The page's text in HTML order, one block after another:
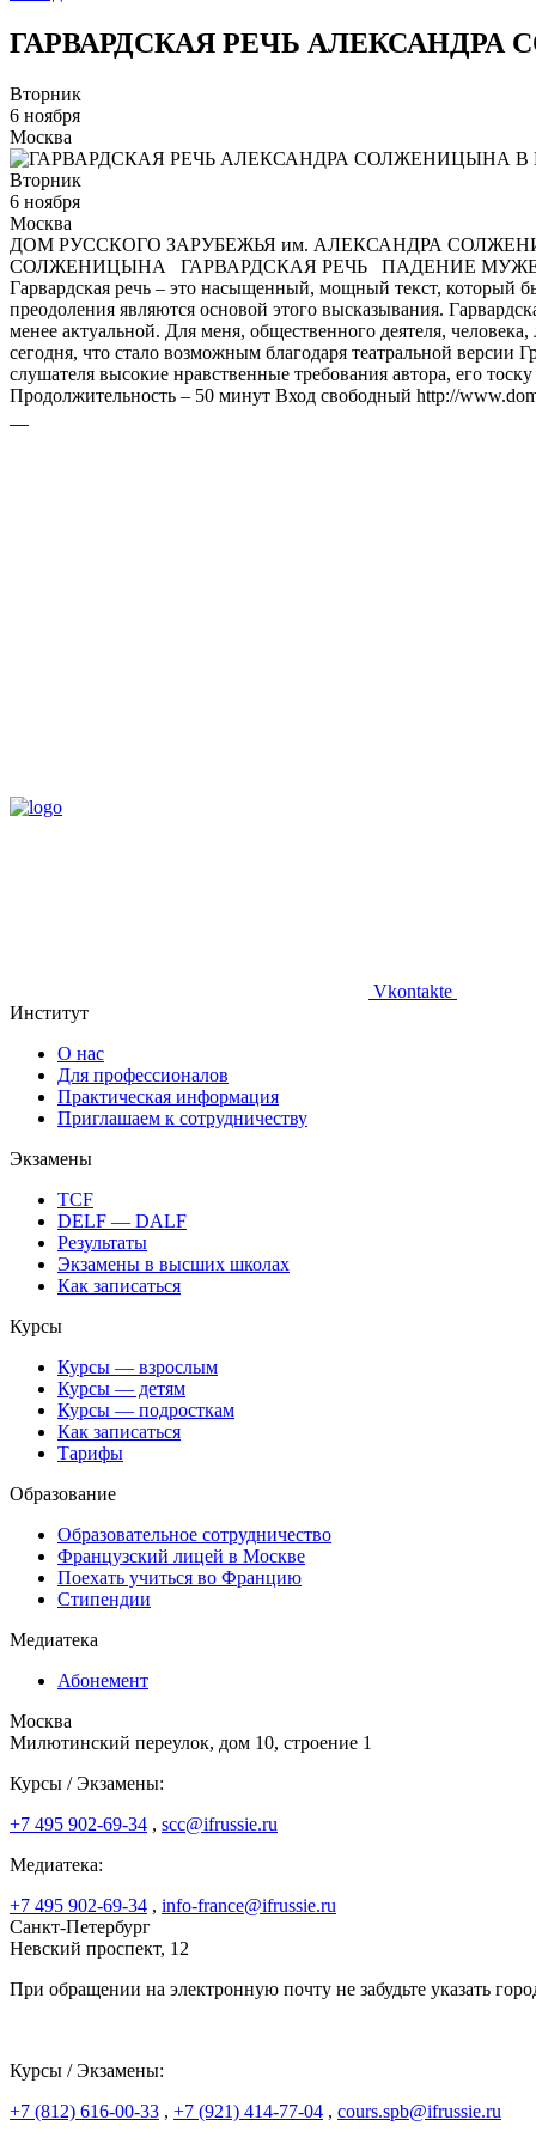
ГАРВАРДСКАЯ РЕЧЬ
Вторник
6 ноября
Москва
Вторник
6 ноября
Москва
ДОМ РУССКОГО ЗАРУБЕЖЬЯ им. АЛЕКСАНДРА
СОЛЖЕНИЦЫНА ГАРВАРДСКАЯ РЕЧЬ ПАДЕНИЕ МУЖЕСТВА
Гарвардская речь – это насыщенный, мощный текст, который
преодоления являются основой этого высказывания.
менее актуальной. Для меня, общественного деятеля,
сегодня, что стало возможным благодаря театральной версии
слушателя высокие нравственные требования автора, его
Продолжительность – 50 минут Вход свободный http://
Vkontakte
Институт
О нас
Для профессионалов
Практическая информация
Приглашаем к сотрудничеству
Экзамены
TCF
DELF — DALF
Результаты
Экзамены в высших школах
Как записаться
Курсы
Курсы — взрослым
Курсы — детям
Курсы — подросткам
Как записаться
Тарифы
Образование
Образовательное сотрудничество
Французский лицей в Москве
Поехать учиться во Францию
Стипендии
Медиатека
Абонемент
Москва
Милютинский переулок, дом 10, строение 1
Курсы / Экзамены:
+7 495 902-69-34 , scc@ifrussie.ru
Медиатека:
+7 495 902-69-34 , info-france@ifrussie.ru
Санкт-Петербург
Невский проспект, 12
При обращении на электронную почту не забудьте указать
Курсы / Экзамены:
+7 (812) 616-00-33 , +7 (921) 414-77-04 , cours.spb@ifrussie.ru